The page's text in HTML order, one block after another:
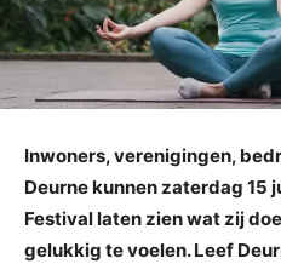
Inwoners, verenigingen,
Deurne kunnen zaterdag 15
Festival laten zien wat zij
gelukkig te voelen. Leef